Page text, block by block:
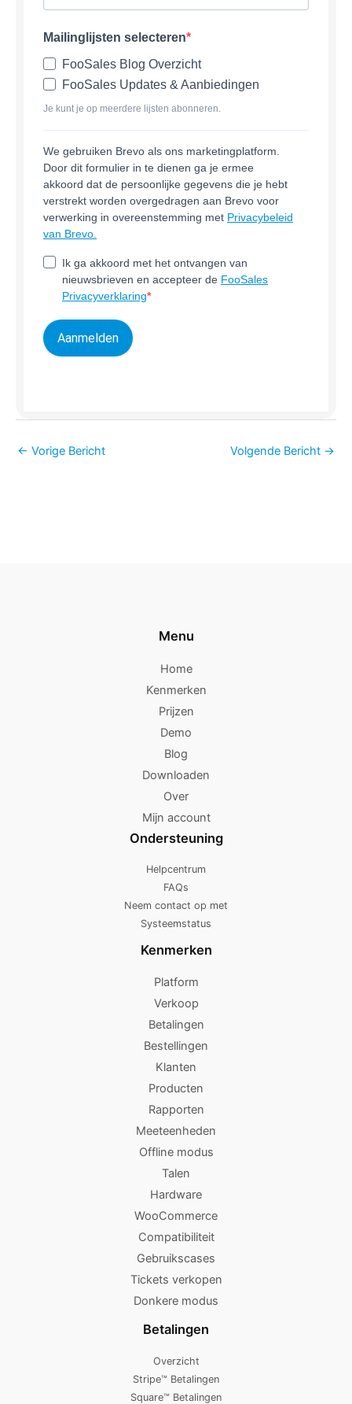
Mailinglijsten selecteren
FooSales Blog Overzicht
FooSales Updates & Aanbiedingen
Je kunt je op meerdere lijsten abonneren.
We gebruiken Brevo als ons marketingplatform.
Door dit formulier in te dienen ga je ermee
akkoord dat de persoonlijke gegevens die je hebt
verstrekt worden overgedragen aan Brevo voor
verwerking in overeenstemming met Privacybeleid
van Brevo.
Ik ga akkoord met het ontvangen van
nieuwsbrieven en accepteer de FooSales
Privacyverklaring
Aanmelden
← Vorige Bericht Volgende Bericht →
Menu
Home
Kenmerken
Prijzen
Demo
Blog
Downloaden
Over
Mijn account
Ondersteuning
Helpcentrum
FAQs
Neem contact op met
Systeemstatus
Kenmerken
Platform
Verkoop
Betalingen
Bestellingen
Klanten
Producten
Rapporten
Meeteenheden
Offline modus
Talen
Hardware
WooCommerce
Compatibiliteit
Gebruikscases
Tickets verkopen
Donkere modus
Betalingen
Overzicht
Stripe™ Betalingen
Square™ Betalingen